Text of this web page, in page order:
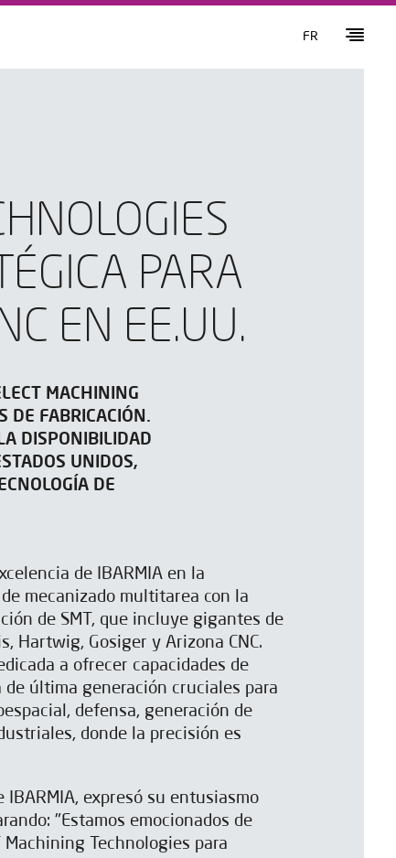
FR
PARA
EN EE.UU.
MACHINING
DE FABRICACIÓN.
DISPONIBILIDAD
UNIDOS,
DE
de IBARMIA en la
mecanizado multitarea con la
de SMT, que incluye gigantes de
Hartwig, Gosiger y Arizona CNC.
a ofrecer capacidades de
última generación cruciales para
defensa, generación de
donde la precisión es
IBARMIA, expresó su entusiasmo
"Estamos emocionados de
Machining Technologies para